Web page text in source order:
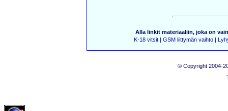
Alla linkit materiaaliin, joka on
K-18 vitsit | GSM liittymän vaihto |
© Copyright 2004-